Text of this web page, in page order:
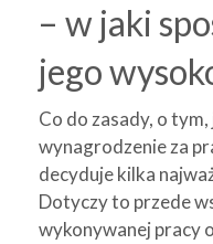
– w jaki
jego
Co do zasady, o
wynagrodzenie za
decyduje kilka
Dotyczy to przede
wykonywanej pracy